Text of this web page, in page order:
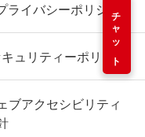
チャット
ライバシーポリシー
ュリティーポリシー
ブアクセシビリティ